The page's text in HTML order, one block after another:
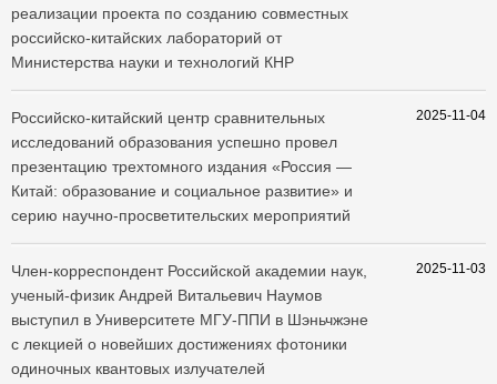
реализации проекта по созданию совместных
российско-китайских лабораторий от
Министерства науки и технологий КНР
Российско-китайский центр сравнительных
исследований образования успешно провел
презентацию трехтомного издания «Россия —
Китай: образование и социальное развитие» и
серию научно-просветительских мероприятий
2025-11-04
Член-корреспондент Российской академии наук,
ученый-физик Андрей Витальевич Наумов
выступил в Университете МГУ-ППИ в Шэньчжэне
с лекцией о новейших достижениях фотоники
одиночных квантовых излучателей
2025-11-03